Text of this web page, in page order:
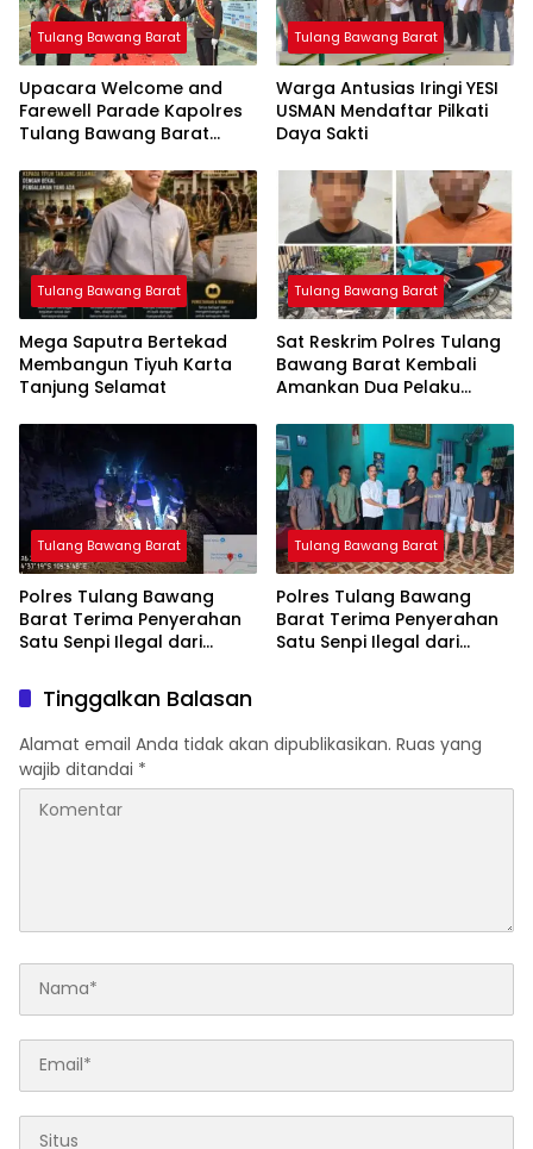
Tulang Bawang Barat
Upacara Welcome and
Farewell Parade Kapolres
Tulang Bawang Barat
Tulang Bawang Barat
Warga Antusias Iringi YESI
USMAN Mendaftar Pilkati
Daya Sakti
Tulang Bawang Barat
Mega Saputra Bertekad
Membangun Tiyuh Karta
Tanjung Selamat
Tulang Bawang Barat
Sat Reskrim Polres Tulang
Bawang Barat Kembali
Amankan Dua Pelaku
Tulang Bawang Tengah
Tulang Bawang Barat
Polres Tulang Bawang
Barat Terima Penyerahan
Satu Senpi Ilegal dari
Tulang Bawang Barat
Polres Tulang Bawang
Barat Terima Penyerahan
Satu Senpi Ilegal dari
Tinggalkan Balasan
Alamat email Anda tidak akan dipublikasikan. Ruas yang
wajib ditandai *